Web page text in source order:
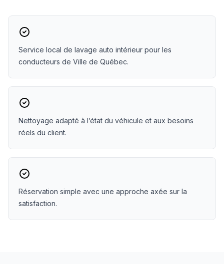
Service local de lavage auto intérieur pour les
conducteurs de Ville de Québec.
Nettoyage adapté à l’état du véhicule et aux besoins
réels du client.
Réservation simple avec une approche axée sur la
satisfaction.